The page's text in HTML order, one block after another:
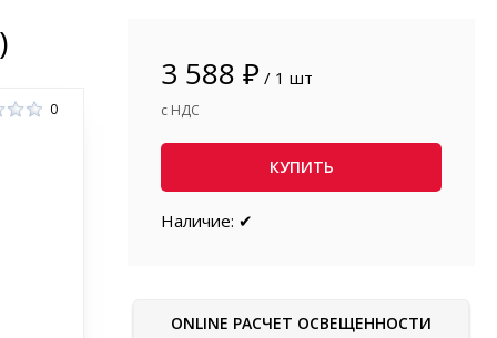
0
3 588 ₽ / 1 шт
с НДС
КУПИТЬ
Наличие: ✔
ONLINE РАСЧЕТ ОСВЕЩЕННОСТИ